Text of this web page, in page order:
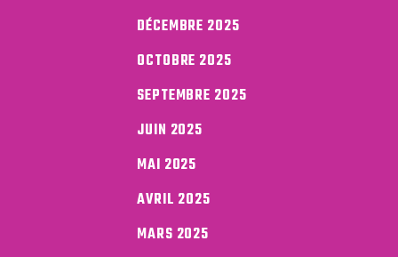
DÉCEMBRE 2025
OCTOBRE 2025
SEPTEMBRE 2025
JUIN 2025
MAI 2025
AVRIL 2025
MARS 2025